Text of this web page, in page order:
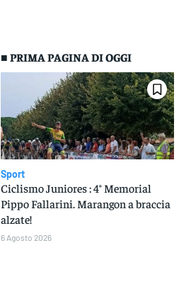
■ PRIMA PAGINA DI OGGI
Sport
Ciclismo Juniores : 4° Memorial
Pippo Fallarini. Marangon a braccia
alzate!
6 Agosto 2026